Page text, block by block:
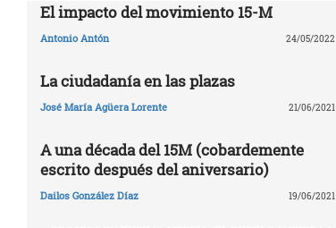
El impacto del movimiento 15-M
Antonio Antón 24/05/2022
La ciudadanía en las plazas
José María Agüera Lorente 21/06/2021
A una década del 15M (cobardemente
escrito después del aniversario)
Dailos González Díaz 19/06/2021